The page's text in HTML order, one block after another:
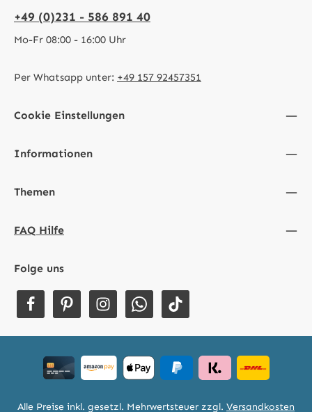
+49 (0)231 - 586 891 40
Mo-Fr 08:00 - 16:00 Uhr
Per Whatsapp unter: +49 157 92457351
Cookie Einstellungen
Informationen
Themen
FAQ Hilfe
Folge uns
Alle Preise inkl. gesetzl. Mehrwertsteuer zzgl. Versandkosten